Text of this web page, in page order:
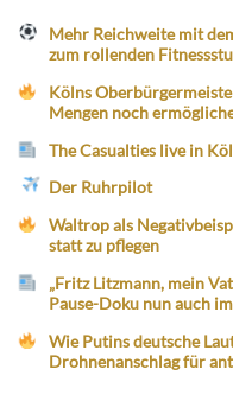
Mehr Reichweite mit
zum rollenden
Kölns
Mengen noch
The Casualties live in
Der Ruhrpilot
Waltrop als
statt zu pflegen
„Fritz Litzmann, mein
Pause-Doku nun auch
Wie Putins deutsche
Drohnenanschlag für